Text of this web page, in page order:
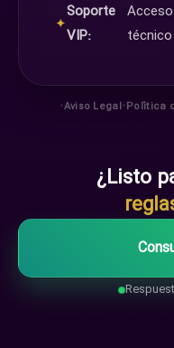
✦
Soporte
VIP:
•Aviso Legal•Política
¿Listo